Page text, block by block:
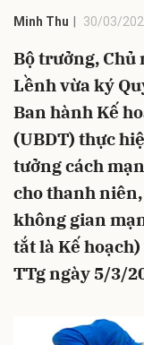
Minh Thu 30/03/
Bộ trưởng, Chủ
Lềnh vừa ký
Ban hành Kế
(UBDT) thực
tưởng cách
cho thanh
không gian
tắt là Kế
TTg ngày 5/3/